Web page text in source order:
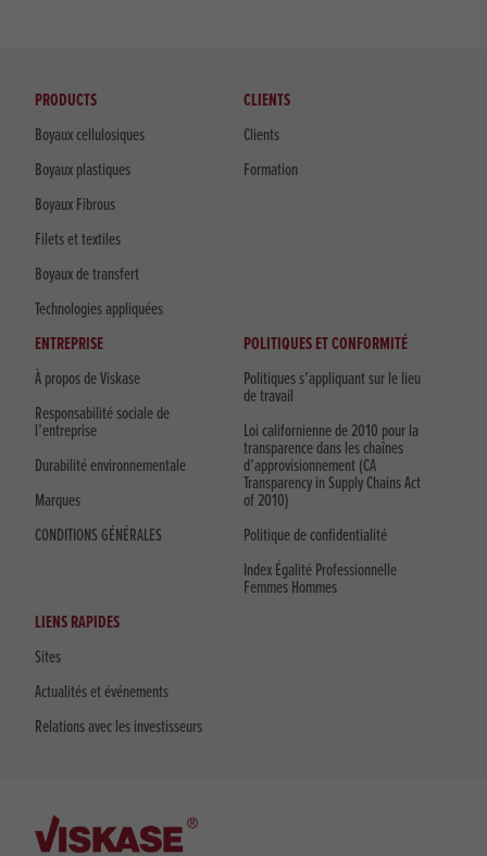
PRODUCTS
Boyaux cellulosiques
Boyaux plastiques
Boyaux Fibrous
Filets et textiles
Boyaux de transfert
Technologies appliquées
CLIENTS
Clients
Formation
ENTREPRISE
À propos de Viskase
Responsabilité sociale de
l’entreprise
Durabilité environnementale
Marques
CONDITIONS GÉNÉRALES
POLITIQUES ET CONFORMITÉ
Politiques s’appliquant sur le lieu
de travail
Loi californienne de 2010 pour la
transparence dans les chaînes
d’approvisionnement (CA
Transparency in Supply Chains Act
of 2010)
Politique de confidentialité
Index Égalité Professionnelle
Femmes Hommes
LIENS RAPIDES
Sites
Actualités et événements
Relations avec les investisseurs